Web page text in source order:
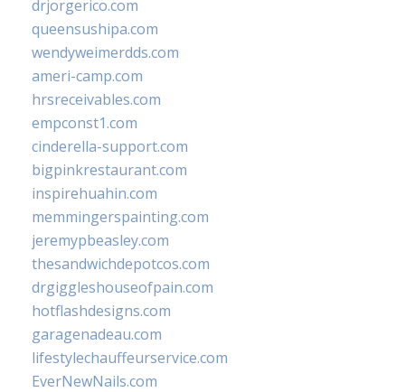
drjorgerico.com
queensushipa.com
wendyweimerdds.com
ameri-camp.com
hrsreceivables.com
empconst1.com
cinderella-support.com
bigpinkrestaurant.com
inspirehuahin.com
memmingerspainting.com
jeremypbeasley.com
thesandwichdepotcos.com
drgiggleshouseofpain.com
hotflashdesigns.com
garagenadeau.com
lifestylechauffeurservice.com
EverNewNails.com